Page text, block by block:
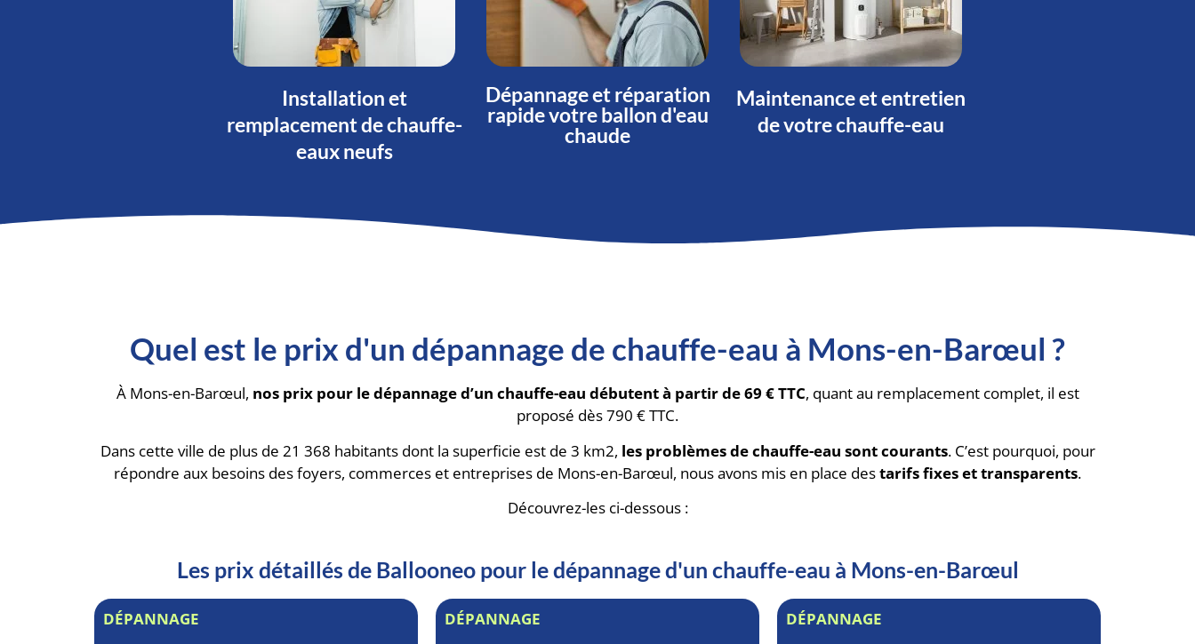
Installation et
remplacement de chauffe-
eaux neufs
Dépannage et réparation
rapide votre ballon d'eau
chaude
Maintenance et entretien
de votre chauffe-eau
Quel est le prix d'un dépannage de chauffe-eau à Mons-en-Barœul ?
À Mons-en-Barœul, nos prix pour le dépannage d’un chauffe-eau débutent à partir de 69 € TTC, quant au remplacement complet, il est
proposé dès 790 € TTC.
Dans cette ville de plus de 21 368 habitants dont la superficie est de 3 km2, les problèmes de chauffe-eau sont courants. C’est pourquoi, pour
répondre aux besoins des foyers, commerces et entreprises de Mons-en-Barœul, nous avons mis en place destarifs fixes et transparents.
Découvrez-les ci-dessous :
Les prix détaillés de Ballooneo pour le dépannage d'un chauffe-eau à Mons-en-Barœul
DÉPANNAGE DÉPANNAGE DÉPANNAGE